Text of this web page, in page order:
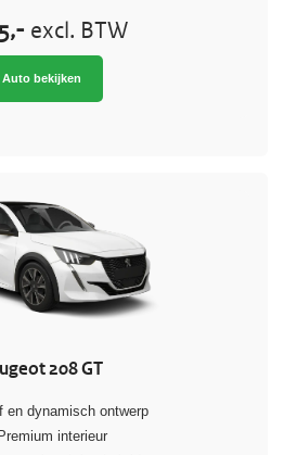
excl. BTW
Auto bekijken
208 GT
en dynamisch ontwerp
Premium interieur